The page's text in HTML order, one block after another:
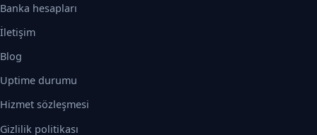
Banka hesapları
İletişim
Blog
Uptime durumu
Hizmet sözleşmesi
Gizlilik politikası